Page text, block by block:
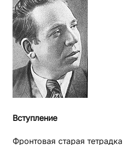
Вступление
Фронтовая старая тетрадка